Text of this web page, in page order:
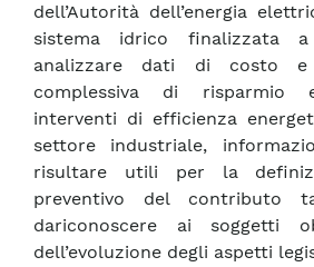
dell’Autorità dell’energia
sistema idrico finalizzata
analizzare dati di costo
complessiva di risparmio
interventi di efficienza
settore industriale,
risultare utili per la
preventivo del contributo
dariconoscere ai soggetti
dell’evoluzione degli aspetti